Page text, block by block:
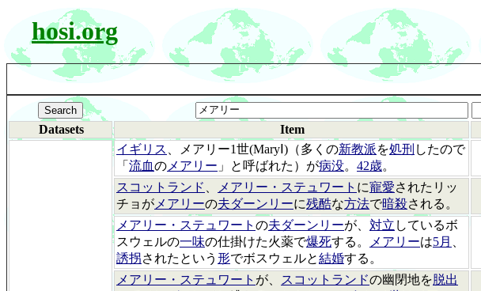
hosi.org
Datasets Item
イギリス 、メアリー1世(MaryⅠ)（多くの新教派を処刑 したので
「 流血の メアリー 」と呼ばれた）が病没。 42歳。
スコットランド メアリー・ステュワート に寵愛されたリッ
チョが メアリーの夫ダーンリーに残酷な方法で暗殺される。
メアリー・ステュワート の夫ダーンリーが、 対立 しているボ
スウェルの一味の仕掛けた火薬で爆死する。 メアリーは5月
誘拐されたという 形でボスウェルと結婚する。
メアリー・ステュワート が、 スコットランドの幽閉地を脱出